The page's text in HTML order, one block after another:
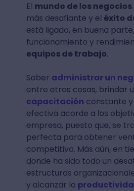
El mundo de los negocios
más desafiante y el éxito
está ligado, en buena
funcionamiento y
equipos de trabajo.
Saber administrar un
entre otras cosas, brindar
capacitación constante y
efectiva acorde a los
empresa, puesto que, se
perfecta para obtener
competitiva. Más aún, en
donde ha sido todo un
estructuras
y alcanzar la